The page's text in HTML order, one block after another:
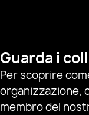
Guarda i
Per scoprire
organizzazione,
membro del